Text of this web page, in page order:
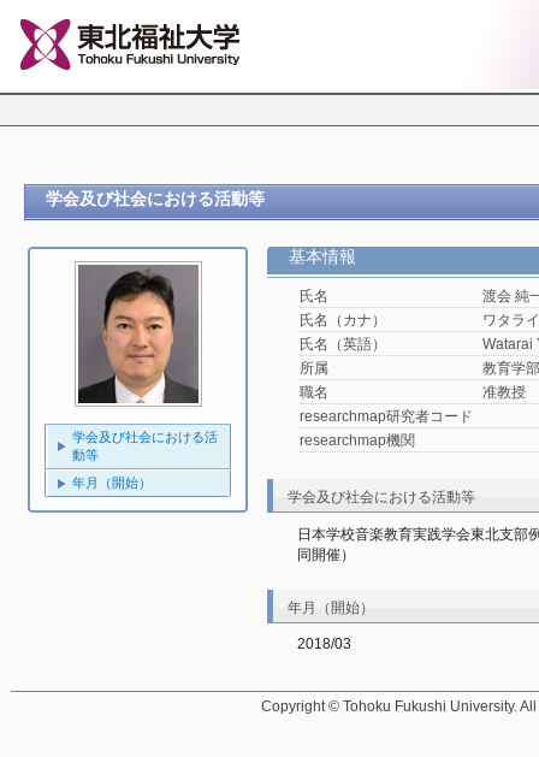
学会及び社会における活動等
学会及び社会における活
動等
年月（開始）
基本情報
氏名
渡会 純
氏名（カナ）
ワタラ
氏名（英語）
Watarai
所属
教育学
職名
准教授
researchmap研究者コード
researchmap機関
学会及び社会における活動等
日本学校音楽教育実践学会東北支部
同開催）
年月（開始）
2018/03